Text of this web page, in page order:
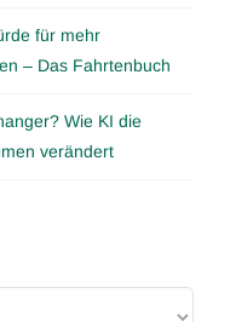
für mehr
– Das Fahrtenbuch
Wie KI die
verändert